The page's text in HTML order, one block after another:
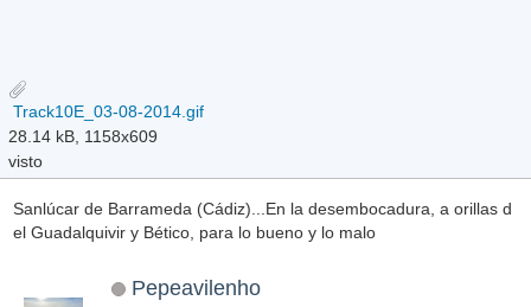
Track10E_03-08-2014.gif
28.14 kB, 1158x609
visto
Sanlúcar de Barrameda (Cádiz)...En la desembocadura, a orillas d
el Guadalquivir y Bético, para lo bueno y lo malo
Pepeavilenho